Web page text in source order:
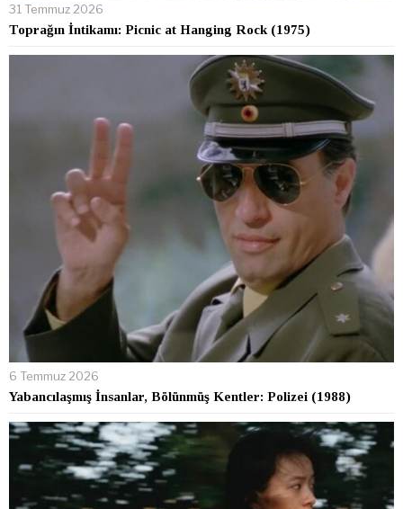
31 Temmuz 2026
Toprağın İntikamı: Picnic at Hanging Rock (1975)
6 Temmuz 2026
Yabancılaşmış İnsanlar, Bölünmüş Kentler: Polizei (1988)